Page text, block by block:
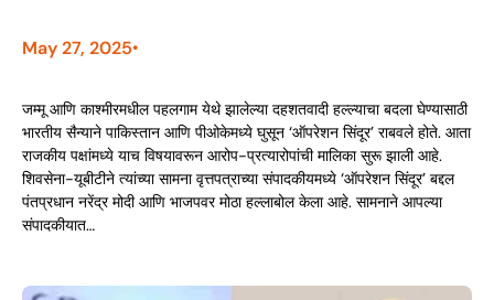
May 27, 2025•
जम्मू आणि काश्मीरमधील पहलगाम येथे झालेल्या दहशतवादी हल्ल्याचा बदला घेण्यासाठी
भारतीय सैन्याने पाकिस्तान आणि पीओकेमध्ये घुसून ‘ऑपरेशन सिंदूर’ राबवले होते. आता
राजकीय पक्षांमध्ये याच विषयावरून आरोप-प्रत्यारोपांची मालिका सुरू झाली आहे.
शिवसेना-यूबीटीने त्यांच्या सामना वृत्तपत्राच्या संपादकीयमध्ये ‘ऑपरेशन सिंदूर’ बद्दल
पंतप्रधान नरेंद्र मोदी आणि भाजपवर मोठा हल्लाबोल केला आहे. सामनाने आपल्या
संपादकीयात…